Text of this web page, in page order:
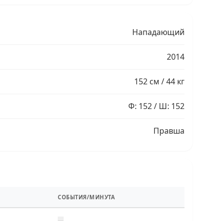
Нападающий
2014
152 см / 44 кг
Ф: 152 / Ш: 152
Правша
СОБЫТИЯ/МИНУТА